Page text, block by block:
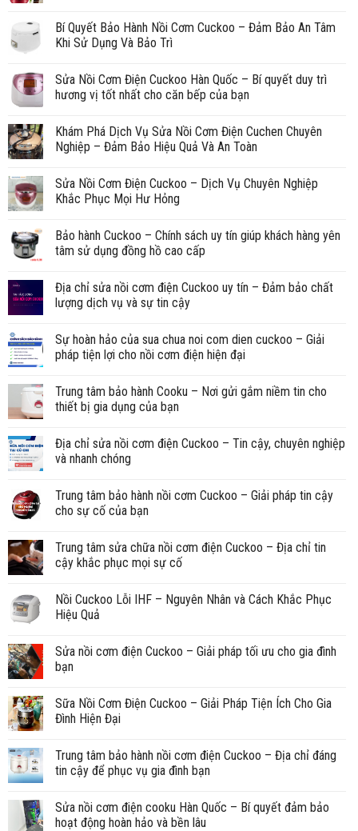
Bí Quyết Bảo Hành Nồi Cơm Cuckoo – Đảm Bảo An Tâm
Khi Sử Dụng Và Bảo Trì
Sửa Nồi Cơm Điện Cuckoo Hàn Quốc – Bí quyết duy trì
hương vị tốt nhất cho căn bếp của bạn
Khám Phá Dịch Vụ Sửa Nồi Cơm Điện Cuchen Chuyên
Nghiệp – Đảm Bảo Hiệu Quả Và An Toàn
Sửa Nồi Cơm Điện Cuckoo – Dịch Vụ Chuyên Nghiệp
Khắc Phục Mọi Hư Hỏng
Bảo hành Cuckoo – Chính sách uy tín giúp khách hàng yên
tâm sử dụng đồng hồ cao cấp
Địa chỉ sửa nồi cơm điện Cuckoo uy tín – Đảm bảo chất
lượng dịch vụ và sự tin cậy
Sự hoàn hảo của sua chua noi com dien cuckoo – Giải
pháp tiện lợi cho nồi cơm điện hiện đại
Trung tâm bảo hành Cooku – Nơi gửi gắm niềm tin cho
thiết bị gia dụng của bạn
Địa chỉ sửa nồi cơm điện Cuckoo – Tin cậy, chuyên nghiệp
và nhanh chóng
Trung tâm bảo hành nồi cơm Cuckoo – Giải pháp tin cậy
cho sự cố của bạn
Trung tâm sửa chữa nồi cơm điện Cuckoo – Địa chỉ tin
cậy khắc phục mọi sự cố
Nồi Cuckoo Lỗi IHF – Nguyên Nhân và Cách Khắc Phục
Hiệu Quả
Sửa nồi cơm điện Cuckoo – Giải pháp tối ưu cho gia đình
bạn
Sữa Nồi Cơm Điện Cuckoo – Giải Pháp Tiện Ích Cho Gia
Đình Hiện Đại
Trung tâm bảo hành nồi cơm điện Cuckoo – Địa chỉ đáng
tin cậy để phục vụ gia đình bạn
Sửa nồi cơm điện cooku Hàn Quốc – Bí quyết đảm bảo
hoạt động hoàn hảo và bền lâu